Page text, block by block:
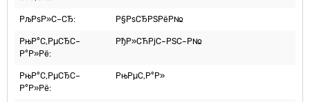
РљРѕР»С–СЂ: Р§РѕСЂРЅРёР№
РњР°С‚РµСЂС–
Р°Р»Рё:
РђР»СЋРјС–РЅС–Р№
РњР°С‚РµСЂС–
Р°Р»Рё:
РњРµС‚Р°Р»